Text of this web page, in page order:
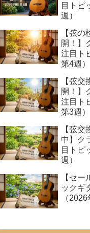
目トピ
週）
【弦
開！】
注目ト
第4週）
【弦
開！】
注目ト
第3週）
【弦
中】ク
目トピ
週）
【セ
ックギ
（